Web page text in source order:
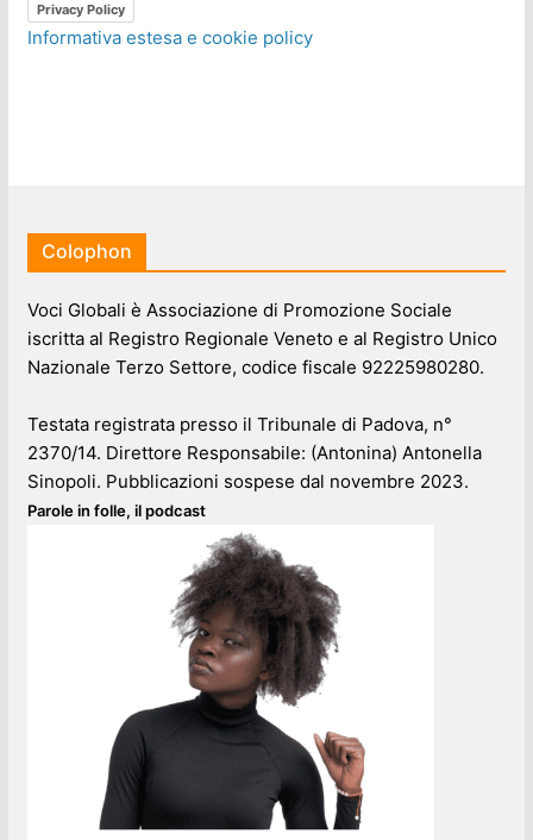
Privacy Policy
Informativa estesa e cookie policy
Colophon
Voci Globali è Associazione di Promozione Sociale
iscritta al Registro Regionale Veneto e al Registro Unico
Nazionale Terzo Settore, codice fiscale 92225980280.
Testata registrata presso il Tribunale di Padova, n°
2370/14. Direttore Responsabile: (Antonina) Antonella
Sinopoli. Pubblicazioni sospese dal novembre 2023.
Parole in folle, il podcast